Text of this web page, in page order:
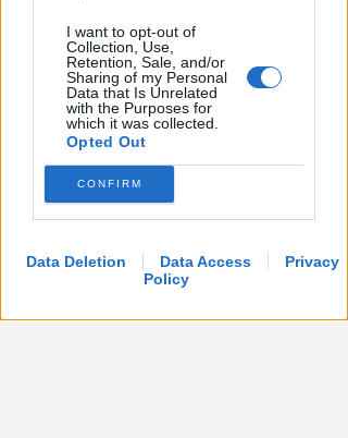
I want to opt-out of
Collection, Use,
Retention, Sale, and/or
Sharing of my Personal
Data that Is Unrelated
with the Purposes for
which it was collected.
Opted Out
CONFIRM
Data Deletion Data Access
Privacy
Policy